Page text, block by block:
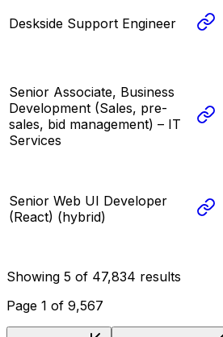
Deskside Support Engineer
Senior Associate, Business
Development (Sales, pre-
sales, bid management) – IT
Services
Senior Web UI Developer
(React) (hybrid)
Showing 5 of 47,834 results
Page 1 of 9,567